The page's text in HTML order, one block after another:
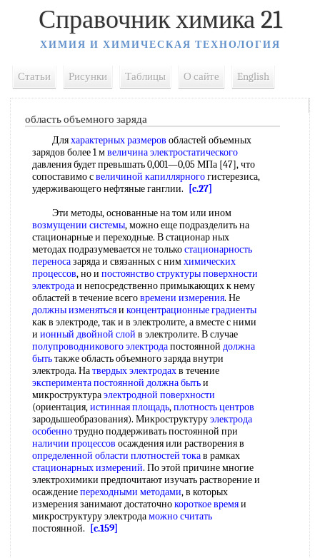
Справочник химика 21
ХИМИЯ И ХИМИЧЕСКАЯ ТЕХНОЛОГИЯ
Статьи Рисунки Таблицы О сайте English
область объемного заряда
Дляхарактерных размеров областей объемных
зарядов более 1 мвеличина электростатического
давления будет превышать 0,001—0,05 МПа [47], что
сопоставимо свеличиной капиллярногогистерезиса,
удерживающего нефтяные ганглии.
[c.27]
Эти методы, основанные на том или ином
возмущении системы, можно еще подразделить на
стационарные и переходные. В стационар ных
методах подразумевается не толькостационарность
переносазаряда и связанных с нимхимических
процессов, но и постоянство структурыповерхности
электродаи непосредственно примыкающих к нему
областей в течение всеговремени измерения. Не
должны изменятьсяи концентрационные градиенты
как в электроде, так и в электролите, а вместе с ними
и ионный двойной слой в электролите. В случае
полупроводникового электродапостоянной должна
бытьтакже область объемного заряда внутри
электрода. Натвердых электродахв течение
эксперимента постоянной должна бытьи
микроструктураэлектродной поверхности
(ориентация,истинная площадь,плотность центров
зародышеобразования). Микроструктуруэлектрода
особеннотрудно поддерживать постоянной при
наличии процессов осаждения или растворения в
определенной области плотностей токав рамках
стационарных измерений. По этой причине многие
электрохимики предпочитают изучать растворение и
осаждениепереходными методами, в которых
измерения занимают достаточнокороткое времяи
микроструктуру электродаможно считать
постоянной.
[c.159]